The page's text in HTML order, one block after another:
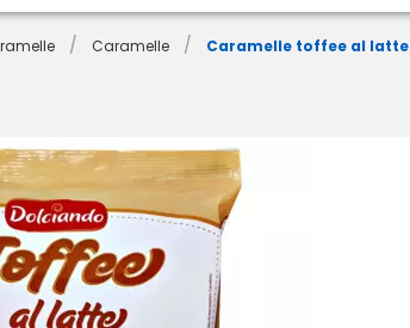
/ Caramelle / Caramelle toffee al latte